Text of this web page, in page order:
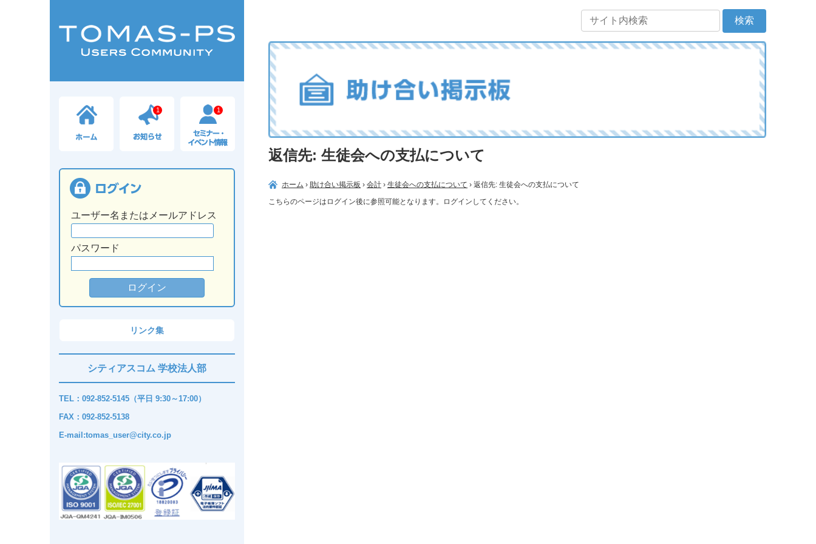
1 1
ユーザー名またはメールアドレス
パスワード
リンク集
シティアスコム 学校法人部
TEL：092-852-5145（平日 9:30～17:00）
FAX：092-852-5138
E-mail:tomas_user@city.co.jp
返信先: 生徒会への支払について
ホーム › 助け合い掲示板 › 会計 › 生徒会への支払について › 返信先: 生徒会への支払について
こちらのページはログイン後に参照可能となります。ログインしてください。